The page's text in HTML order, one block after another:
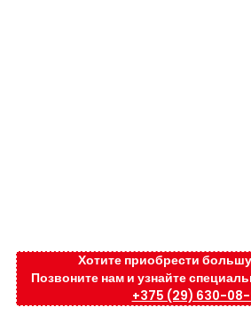
Хотите приобрести
Позвоните нам и узнайте
+375 (29) 630-